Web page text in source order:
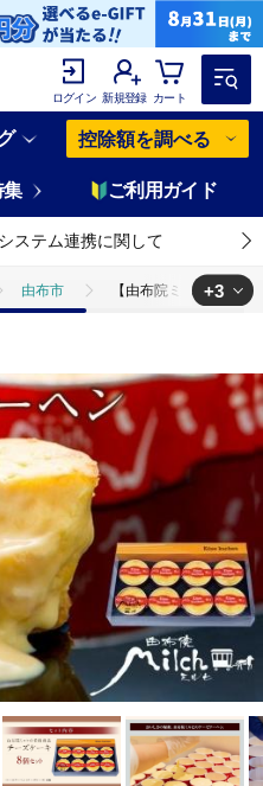
ログイン 新規登録 カート
控除額を調べる
集 ご利用ガイド
ステム連携に関して
由布市 【由布院ミルヒ】ケ
ケーキ 【由布院ミルヒ】
ほかの洋菓子 【由布院ミ
+3